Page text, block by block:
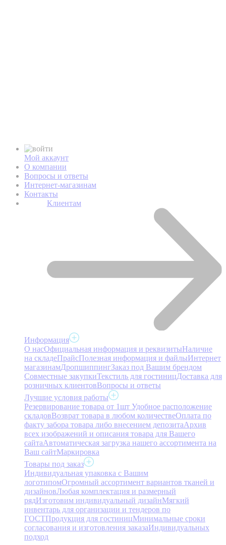
Мой аккаунт
О компании
Вопросы и ответы
Интернет-магазинам
Контакты
Клиентам
Информация
О насОфициальная информация и реквизитыНаличие
на складеПрайсПолезная информация и файлыИнтернет
магазинамДропшиппингЗаказ под Вашим брендом
Совместные закупкиТекстиль для гостиницДоставка для
розничных клиентовВопросы и ответы
Лучшие условия работы
Резервирование товара от 1шт Удобное расположение
складовВозврат товара в любом количествеОплата по
факту забора товара либо внесением депозитаАрхив
всех изображений и описания товара для Вашего
сайтаАвтоматическая загрузка нашего ассортимента на
Ваш сайтМаркировка
Товары под заказ
Индивидуальная упаковка с Вашим
логотипомОгромный ассортимент вариантов тканей и
дизайновЛюбая комплектация и размерный
рядИзготовим индивидуальный дизайнМягкий
инвентарь для организации и тендеров по
ГОСТПродукция для гостиницМинимальные сроки
согласования и изготовления заказаИндивидуальных
подход